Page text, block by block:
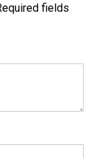
fields